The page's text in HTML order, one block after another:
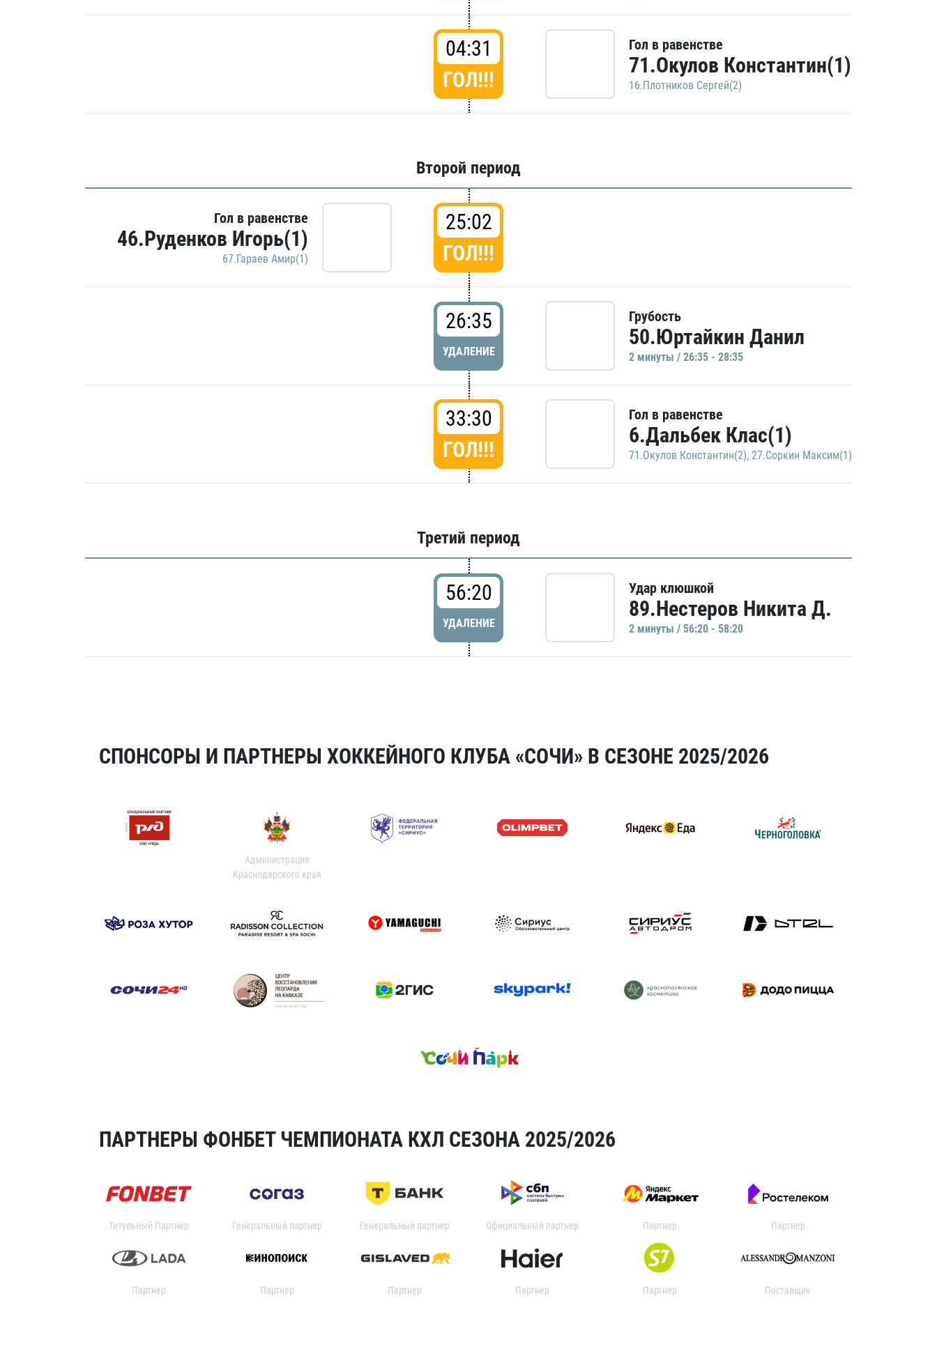
04:31
ГОЛ!!!
Гол в равенстве
71.Окулов Константин(1)
16.Плотников Сергей(2)
Второй период
Гол в равенстве
46.Руденков Игорь(1)
67.Гараев Амир(1)
25:02
ГОЛ!!!
26:35
УДАЛЕНИЕ
Грубость
50.Юртайкин Данил
2 минуты / 26:35 - 28:35
33:30
ГОЛ!!!
Гол в равенстве
6.Дальбек Клас(1)
71.Окулов Константин(2), 27.Соркин Максим(1)
Третий период
56:20
УДАЛЕНИЕ
Удар клюшкой
89.Нестеров Никита Д.
2 минуты / 56:20 - 58:20
СПОНСОРЫ И ПАРТНЕРЫ ХОККЕЙНОГО КЛУБА «СОЧИ» В СЕЗОНЕ 2025/2026
Администрация
Краснодарского края
ПАРТНЕРЫ ФОНБЕТ ЧЕМПИОНАТА КХЛ СЕЗОНА 2025/2026
Титульный Партнер Генеральный партнер Генеральный партнер Официальный партнер Партнер Партнер
Партнер Партнер Партнер Партнер Партнер Поставщик